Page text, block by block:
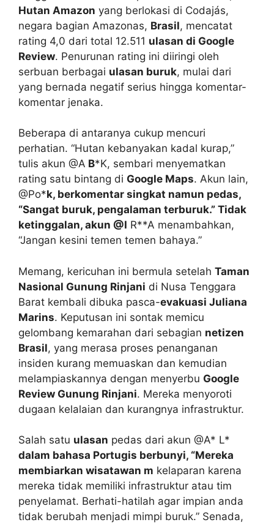
Hutan Amazon yang berlokasi di Codajás,
negara bagian Amazonas, Brasil, mencatat
rating 4,0 dari total 12.511 ulasan di Google
Review. Penurunan rating ini diiringi oleh
serbuan berbagai ulasan buruk, mulai dari
yang bernada negatif serius hingga komentar-
komentar jenaka.
Beberapa di antaranya cukup mencuri
perhatian. “Hutan kebanyakan kadal kurap,”
tulis akun @A B*K, sembari menyematkan
rating satu bintang di Google Maps. Akun lain,
@Po*k, berkomentar singkat namun pedas,
“Sangat buruk, pengalaman terburuk.” Tidak
ketinggalan, akun @I R**A menambahkan,
“Jangan kesini temen temen bahaya.”
Memang, kericuhan ini bermula setelah Taman
Nasional Gunung Rinjani di Nusa Tenggara
Barat kembali dibuka pasca-evakuasi Juliana
Marins. Keputusan ini sontak memicu
gelombang kemarahan dari sebagian netizen
Brasil, yang merasa proses penanganan
insiden kurang memuaskan dan kemudian
melampiaskannya dengan menyerbu Google
Review Gunung Rinjani. Mereka menyoroti
dugaan kelalaian dan kurangnya infrastruktur.
Salah satu ulasan pedas dari akun @A* L*
dalam bahasa Portugis berbunyi, “Mereka
membiarkan wisatawan m kelaparan karena
mereka tidak memiliki infrastruktur atau tim
penyelamat. Berhati-hatilah agar impian anda
tidak berubah menjadi mimpi buruk.” Senada,